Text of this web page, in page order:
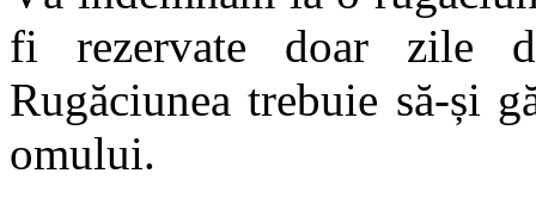
fi rezervate doar zile
Rugăciunea trebuie să-și
omului.